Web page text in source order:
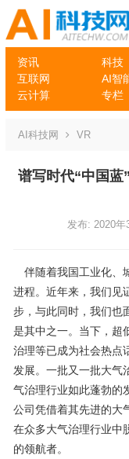
资讯 科技
互联网
AI智
云计算
专栏
AI科技网 VR
谱写时代“中国
发布: 2020年
伴随着我国工业化、
进程。近年来，我们见
步，与此同时，我们
是其中之一。当下，超
治理等已成为社会热点
发展。一批又一批大气
气治理行业如此蓬勃的
公司凭借着其先进的大
在众多大气治理行业中
的领航者。